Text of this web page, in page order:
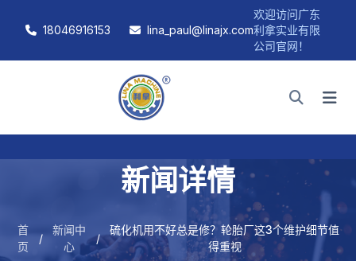
18046916153 lina_paul@linajx.com
欢迎访问广东
利拿实业有限
公司官网！
新闻详情
首
页
/
新闻中
心
/
硫化机用不好总是修？轮胎厂这3个维护细节值
得重视